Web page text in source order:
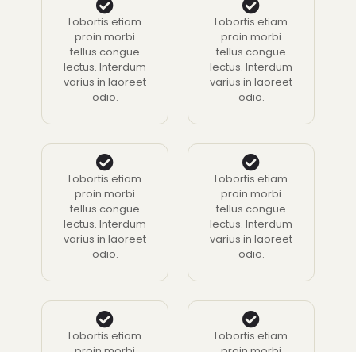
Lobortis etiam
proin morbi
tellus congue
lectus. Interdum
varius in laoreet
odio.
Lobortis etiam
proin morbi
tellus congue
lectus. Interdum
varius in laoreet
odio.
Lobortis etiam
proin morbi
tellus congue
lectus. Interdum
varius in laoreet
odio.
Lobortis etiam
proin morbi
tellus congue
lectus. Interdum
varius in laoreet
odio.
Lobortis etiam
Lobortis etiam